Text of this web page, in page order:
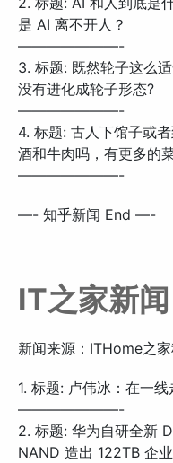
是 AI 离不开人？
———————-
3. 标题: 既然轮子这么
没有进化成轮子形态?
———————-
4. 标题: 古人下馆子或
酒和牛肉吗，有更多的
———————-
—- 知乎新闻 End —-
IT之家新闻
新闻来源：ITHome之
1. 标题: 卢伟冰：在一
———————-
2. 标题: 华为自研全新
NAND 造出 122TB 企